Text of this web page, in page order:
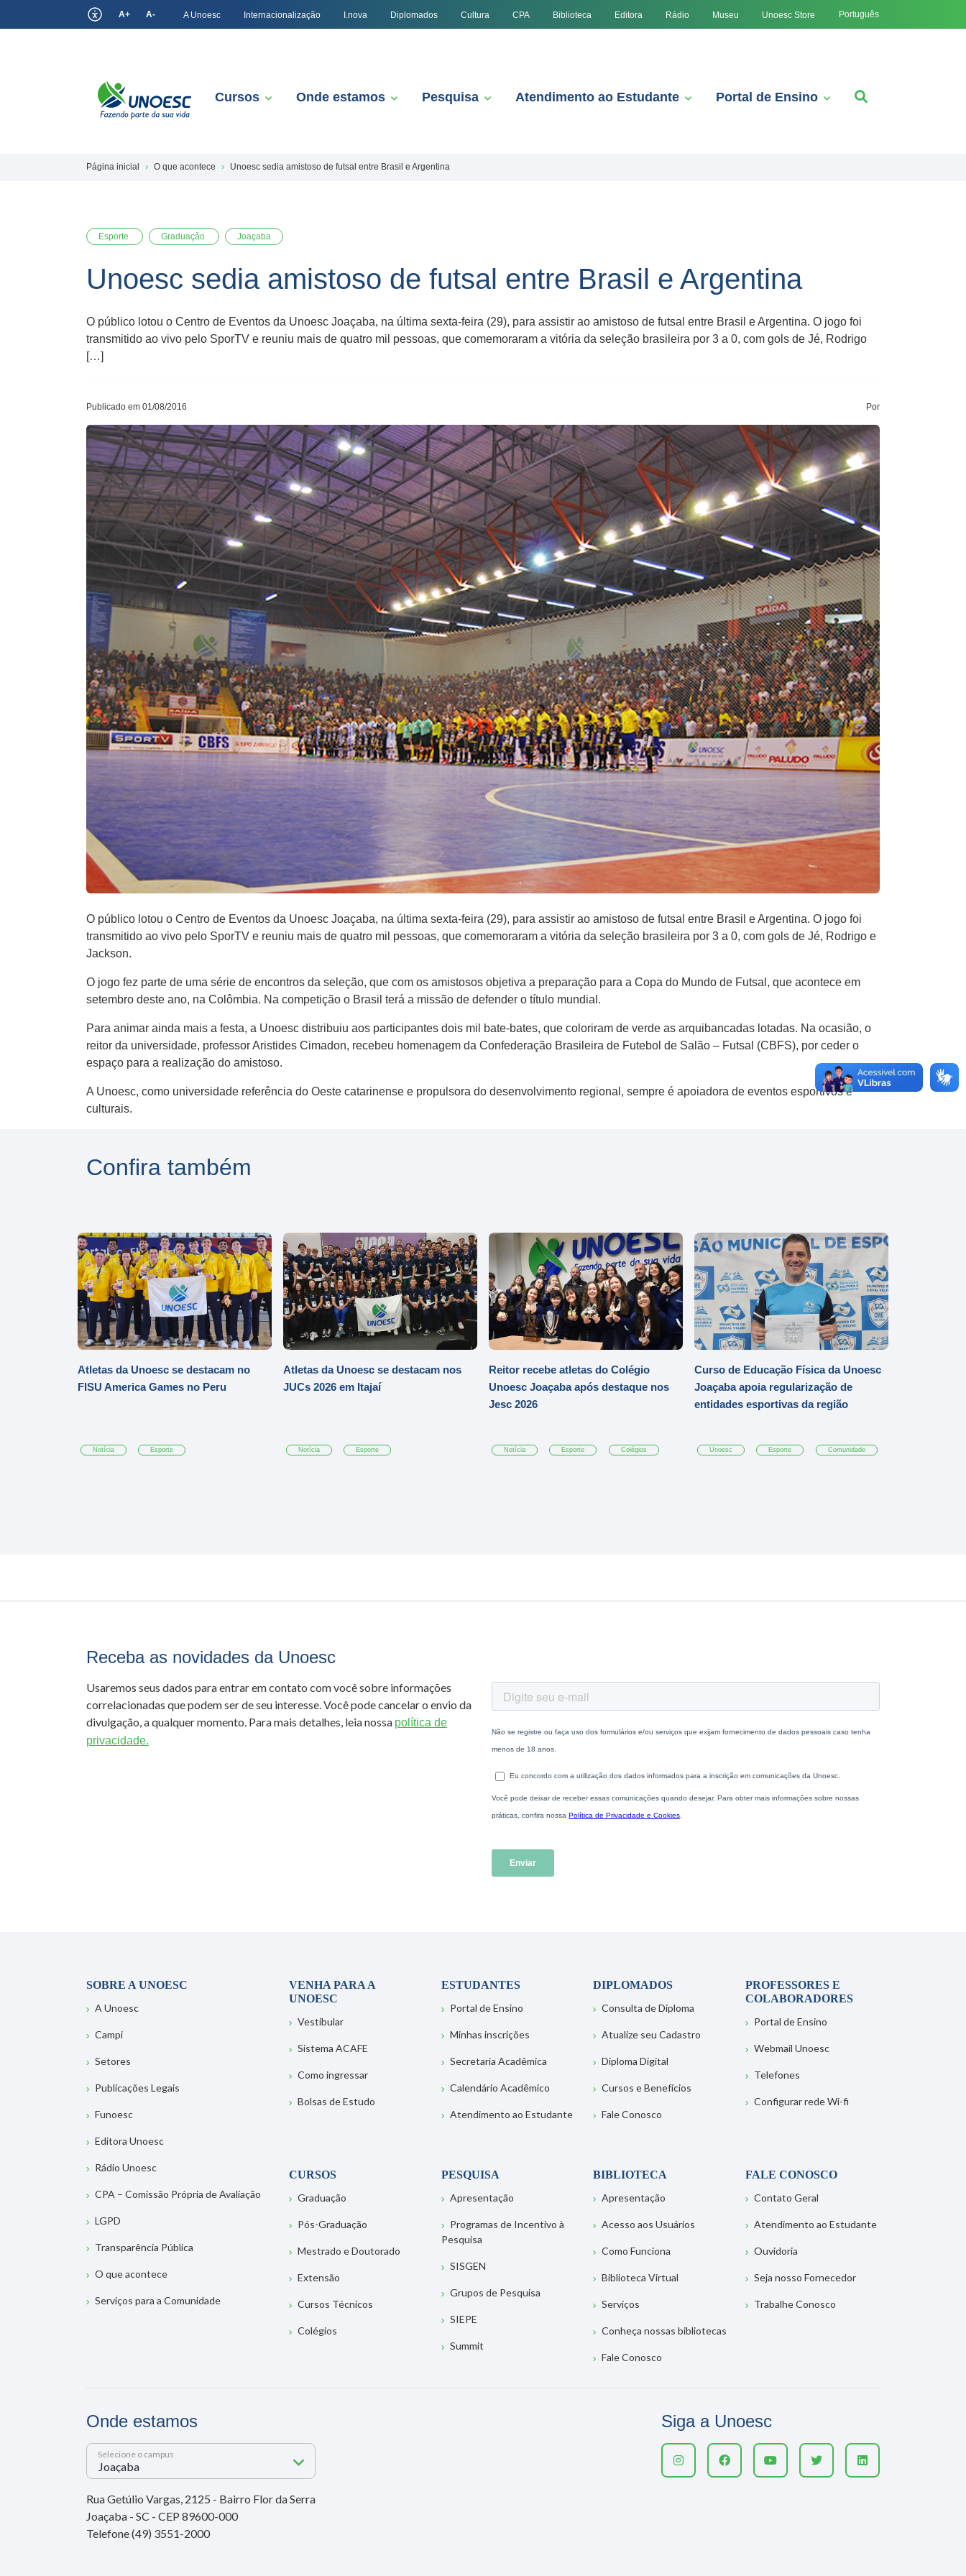
A+ A- A Unoesc Internacionalização I.nova Diplomados Cultura CPA Biblioteca Editora Rádio Museu Unoesc Store Português
Cursos Onde estamos Pesquisa Atendimento ao Estudante Portal de Ensino
Página inicial O que acontece Unoesc sedia amistoso de futsal entre Brasil e Argentina
Esporte Graduação Joaçaba
Unoesc sedia amistoso de futsal entre Brasil e Argentina
O público lotou o Centro de Eventos da Unoesc Joaçaba, na última sexta-feira (29), para assistir ao amistoso de futsal entre Brasil e Argentina. O jogo foi
transmitido ao vivo pelo SporTV e reuniu mais de quatro mil pessoas, que comemoraram a vitória da seleção brasileira por 3 a 0, com gols de Jé, Rodrigo
[…]
Publicado em 01/08/2016 Por
O público lotou o Centro de Eventos da Unoesc Joaçaba, na última sexta-feira (29), para assistir ao amistoso de futsal entre Brasil e Argentina. O jogo foi
transmitido ao vivo pelo SporTV e reuniu mais de quatro mil pessoas, que comemoraram a vitória da seleção brasileira por 3 a 0, com gols de Jé, Rodrigo e
Jackson.
O jogo fez parte de uma série de encontros da seleção, que com os amistosos objetiva a preparação para a Copa do Mundo de Futsal, que acontece em
setembro deste ano, na Colômbia. Na competição o Brasil terá a missão de defender o título mundial.
Para animar ainda mais a festa, a Unoesc distribuiu aos participantes dois mil bate-bates, que coloriram de verde as arquibancadas lotadas. Na ocasião, o
reitor da universidade, professor Aristides Cimadon, recebeu homenagem da Confederação Brasileira de Futebol de Salão – Futsal (CBFS), por ceder o
espaço para a realização do amistoso.
A Unoesc, como universidade referência do Oeste catarinense e propulsora do desenvolvimento regional, sempre é apoiadora de eventos esportivos e
culturais.
Confira também
Atletas da Unoesc se destacam no
FISU America Games no Peru
Notícia Esporte
Atletas da Unoesc se destacam nos
JUCs 2026 em Itajaí
Notícia Esporte
Reitor recebe atletas do Colégio
Unoesc Joaçaba após destaque nos
Jesc 2026
Notícia Esporte Colégios
Curso de Educação Física da Unoesc
Joaçaba apoia regularização de
entidades esportivas da região
Unoesc Esporte Comunidade
Receba as novidades da Unoesc
Usaremos seus dados para entrar em contato com você sobre informações
correlacionadas que podem ser de seu interesse. Você pode cancelar o envio da
divulgação, a qualquer momento. Para mais detalhes, leia nossa política de
privacidade.
SOBRE A UNOESC
A Unoesc
Campi
Setores
Publicações Legais
Funoesc
Editora Unoesc
Rádio Unoesc
CPA – Comissão Própria de Avaliação
LGPD
Transparência Pública
O que acontece
Serviços para a Comunidade
VENHA PARA A
UNOESC
Vestibular
Sistema ACAFE
Como ingressar
Bolsas de Estudo
ESTUDANTES
Portal de Ensino
Minhas inscrições
Secretaria Acadêmica
Calendário Acadêmico
Atendimento ao Estudante
DIPLOMADOS
Consulta de Diploma
Atualize seu Cadastro
Diploma Digital
Cursos e Benefícios
Fale Conosco
PROFESSORES E
COLABORADORES
Portal de Ensino
Webmail Unoesc
Telefones
Configurar rede Wi-fi
CURSOS
Graduação
Pós-Graduação
Mestrado e Doutorado
Extensão
Cursos Técnicos
Colégios
PESQUISA
Apresentação
Programas de Incentivo à
Pesquisa
SISGEN
Grupos de Pesquisa
SIEPE
Summit
BIBLIOTECA
Apresentação
Acesso aos Usuários
Como Funciona
Biblioteca Virtual
Serviços
Conheça nossas bibliotecas
Fale Conosco
FALE CONOSCO
Contato Geral
Atendimento ao Estudante
Ouvidoria
Seja nosso Fornecedor
Trabalhe Conosco
Onde estamos
Selecione o campus
Rua Getúlio Vargas, 2125 - Bairro Flor da Serra
Joaçaba - SC - CEP 89600-000
Telefone (49) 3551-2000
Siga a Unoesc